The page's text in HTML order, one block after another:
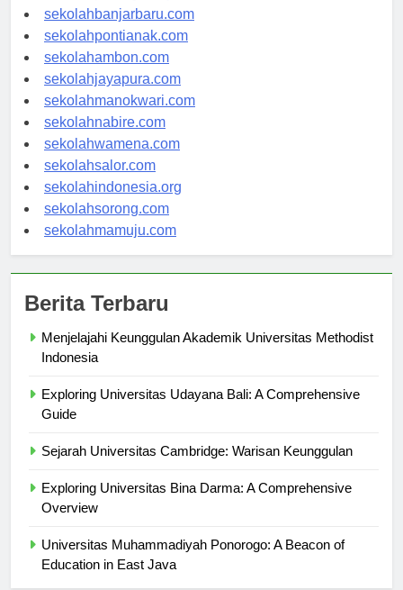
sekolahpalangkaraya.com
sekolahbanjarbaru.com
sekolahpontianak.com
sekolahambon.com
sekolahjayapura.com
sekolahmanokwari.com
sekolahnabire.com
sekolahwamena.com
sekolahsalor.com
sekolahindonesia.org
sekolahsorong.com
Menjelajahi Keunggulan Akademik Universitas Methodist
Exploring Universitas Udayana Bali: A Comprehensive
Exploring Universitas Bina Darma: A Comprehensive
Universitas Muhammadiyah Ponorogo: A Beacon of